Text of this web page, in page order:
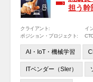
担う幹
クライアント:
イ
ポジション・プロジェクト:
AI・IoT・機械学習
ITベンダー（SIer）